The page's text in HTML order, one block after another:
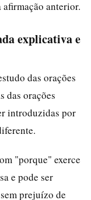
anterior.
explicativa e
das orações
das orações
introduzidas por
"porque" exerce
e pode ser
prejuízo de